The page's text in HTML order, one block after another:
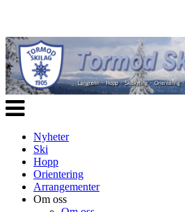
Veksle
navigasjon
Nyheter
Ski
Hopp
Orientering
Arrangementer
Om oss